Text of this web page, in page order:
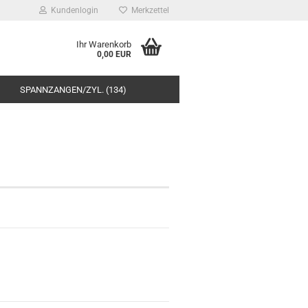
Kundenlogin Merkzettel
Ihr Warenkorb
0,00 EUR
SPANNZANGEN/ZYL. (134)